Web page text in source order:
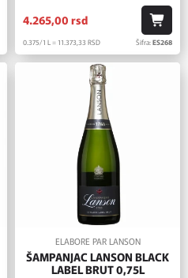
4.265,00 rsd
0.375/1 L = 11.373,33 RSD Šifra:ES268
ELABORE PAR LANSON
ŠAMPANJAC LANSON BLACK
LABEL BRUT 0,75L